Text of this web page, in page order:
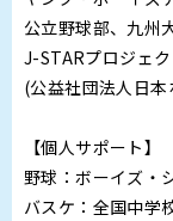
公立野球部、九州
J-STARプロジェ
(公益社団法人日
【個人サポート】
野球：ボーイズ・
バスケ：全国中学